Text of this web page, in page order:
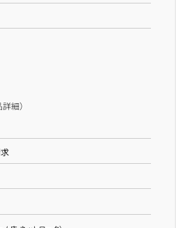
細）